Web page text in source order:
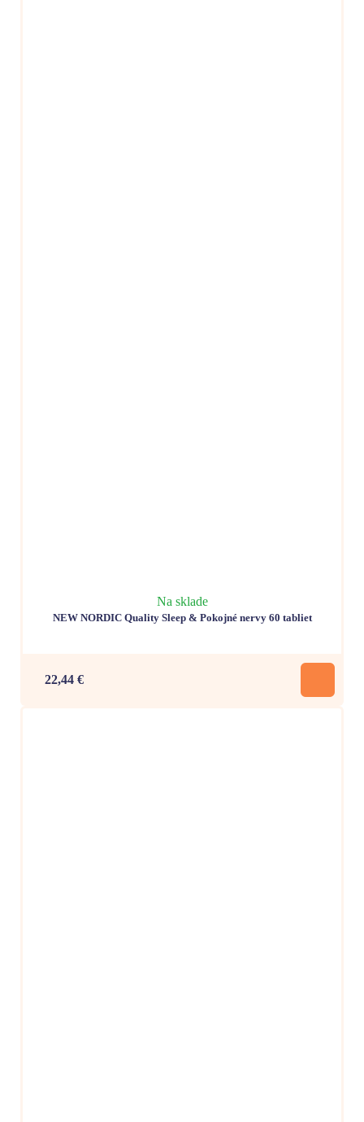
Na sklade
NEW NORDIC Quality Sleep & Pokojné nervy 60 tabliet
22,44 €